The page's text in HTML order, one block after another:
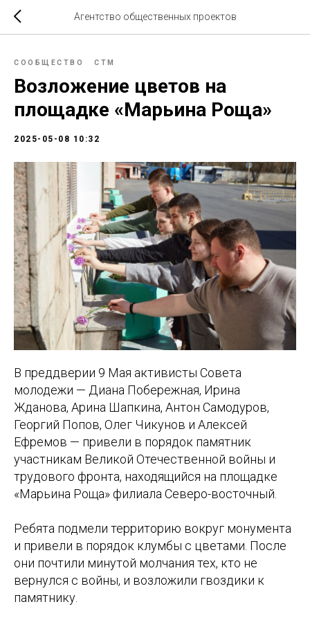
Агентство общественных проектов
СООБЩЕСТВО СТМ
Возложение цветов на
площадке «Марьина Роща»
2025-05-08 10:32
В преддверии 9 Мая активисты Совета
молодежи — Диана Побережная, Ирина
Жданова, Арина Шапкина, Антон Самодуров,
Георгий Попов, Олег Чикунов и Алексей
Ефремов — привели в порядок памятник
участникам Великой Отечественной войны и
трудового фронта, находящийся на площадке
«Марьина Роща» филиала Северо-восточный.
Ребята подмели территорию вокруг монумента
и привели в порядок клумбы с цветами. После
они почтили минутой молчания тех, кто не
вернулся с войны, и возложили гвоздики к
памятнику.